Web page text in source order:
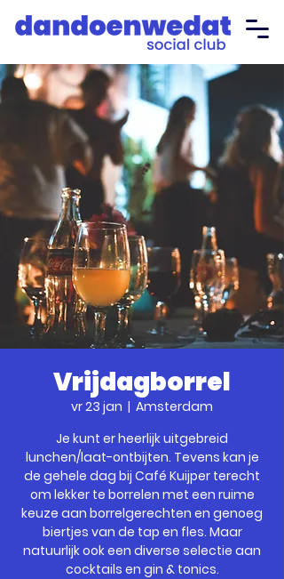
Vrijdagborrel
vr 23 jan
  |
Amsterdam
Je kunt er heerlijk uitgebreid
lunchen/laat-ontbijten. Tevens kan je
de gehele dag bij Café Kuijper terecht
om lekker te borrelen met een ruime
keuze aan borrelgerechten en genoeg
biertjes van de tap en fles. Maar
natuurlijk ook een diverse selectie aan
cocktails en gin & tonics.